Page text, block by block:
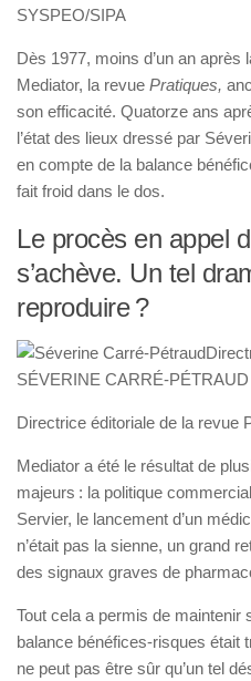
SYSPEO/SIPA
Dès 1977, moins d’un an
Mediator, la revue Pratiques,
son efficacité. Quatorze ans
l’état des lieux dressé par
en compte de la balance
fait froid dans le dos.
Le procès en appel
s’achève. Un tel
reproduire ?
SÉVERINE CARRÉ-PÉTRAUD
Directrice éditoriale de la revue
Mediator a été le résultat de
majeurs : la politique
Servier, le lancement d’un
n’était pas la sienne, un grand
des signaux graves de
Tout cela a permis de maintenir
balance bénéfices-risques était
ne peut pas être sûr qu’un tel